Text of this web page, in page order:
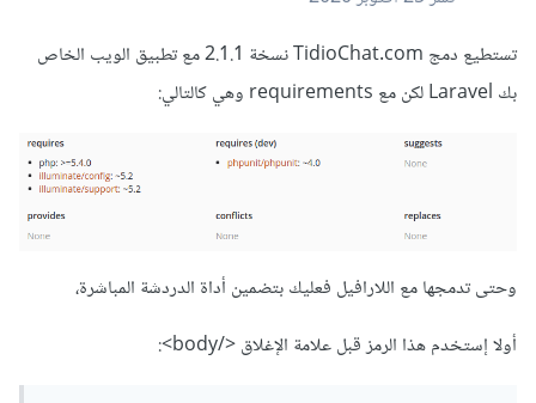
تستطيع دمج TidioChat.com نسخة 2.1.1 مع تطبيق الويب الخاص
بك Laravel لكن مع requirements وهي كالتالي:
وحتى تدمجها مع اللارافيل فعليك بتضمين أداة الدردشة المباشرة،
أولا إستخدم هذا الرمز قبل علامة الإغلاق </body>: